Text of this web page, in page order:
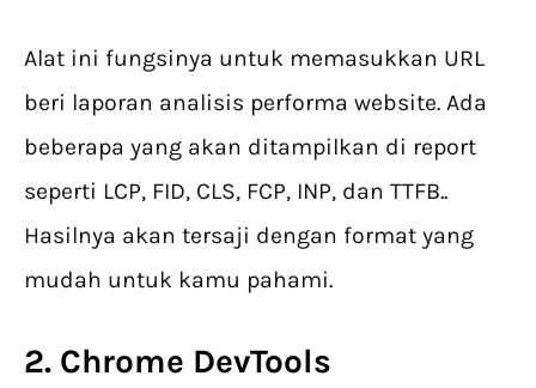
Alat ini fungsinya untuk memasukkan URL
beri laporan analisis performa website. Ada
beberapa yang akan ditampilkan di report
seperti LCP, FID, CLS, FCP, INP, dan TTFB..
Hasilnya akan tersaji dengan format yang
mudah untuk kamu pahami.
2. Chrome DevTools